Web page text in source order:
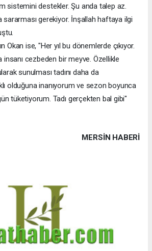
sistemini destekler. Şu anda talep az.
sararması gerekiyor. İnşallah haftaya ilgi
Okan ise, "Her yıl bu dönemlerde çıkıyor.
insanı cezbeden bir meyve. Özellikle
sunulması tadını daha da
olduğuna inanıyorum ve sezon boyunca
tüketiyorum. Tadı gerçekten bal gibi"
MERSIN HABERİ